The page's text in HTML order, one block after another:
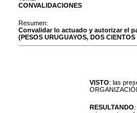
CONVALIDACIONES
Resumen:
Convalidar lo actuado y autorizar el
(PESOS URUGUAYOS, DOS
VISTO: las
RESULTANDO